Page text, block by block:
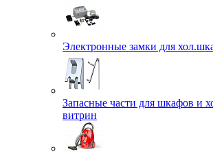
Электронные замки для
Запасные части для шкафов и
витрин